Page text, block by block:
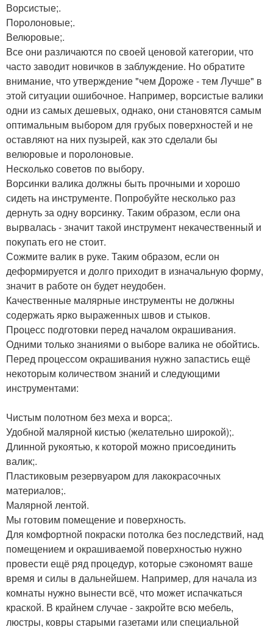
Ворсистые;.
Поролоновые;.
Велюровые;.
Все они различаются по своей ценовой категории, что
часто заводит новичков в заблуждение. Но обратите
внимание, что утверждение "чем Дороже - тем Лучше" в
этой ситуации ошибочное. Например, ворсистые валики
одни из самых дешевых, однако, они становятся самым
оптимальным выбором для грубых поверхностей и не
оставляют на них пузырей, как это сделали бы
велюровые и поролоновые.
Несколько советов по выбору.
Ворсинки валика должны быть прочными и хорошо
сидеть на инструменте. Попробуйте несколько раз
дернуть за одну ворсинку. Таким образом, если она
вырвалась - значит такой инструмент некачественный и
покупать его не стоит.
Сожмите валик в руке. Таким образом, если он
деформируется и долго приходит в изначальную форму,
значит в работе он будет неудобен.
Качественные малярные инструменты не должны
содержать ярко выраженных швов и стыков.
Процесс подготовки перед началом окрашивания.
Одними только знаниями о выборе валика не обойтись.
Перед процессом окрашивания нужно запастись ещё
некоторым количеством знаний и следующими
инструментами:
Чистым полотном без меха и ворса;.
Удобной малярной кистью (желательно широкой);.
Длинной рукоятью, к которой можно присоединить
валик;.
Пластиковым резервуаром для лакокрасочных
материалов;.
Малярной лентой.
Мы готовим помещение и поверхность.
Для комфортной покраски потолка без последствий, над
помещением и окрашиваемой поверхностью нужно
провести ещё ряд процедур, которые сэкономят ваше
время и силы в дальнейшем. Например, для начала из
комнаты нужно вынести всё, что может испачкаться
краской. В крайнем случае - закройте всю мебель,
люстры, ковры старыми газетами или специальной